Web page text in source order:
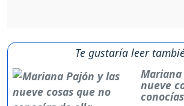
Te gustaría leer
Mariana
nueve